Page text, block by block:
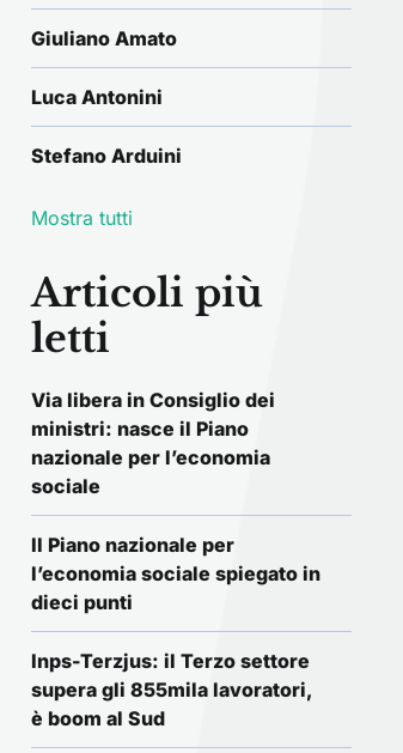
Giuliano Amato
Luca Antonini
Stefano Arduini
Mostra tutti
Articoli più
letti
Via libera in Consiglio dei
ministri: nasce il Piano
nazionale per l’economia
sociale
Il Piano nazionale per
l’economia sociale spiegato in
dieci punti
Inps-Terzjus: il Terzo settore
supera gli 855mila lavoratori,
è boom al Sud